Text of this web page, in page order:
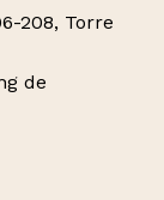
208, Torre
de